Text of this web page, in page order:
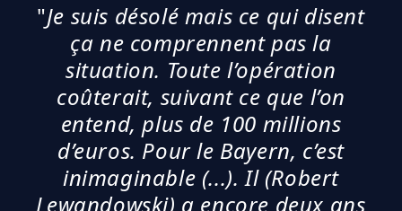
"Je suis désolé mais ce qui disent
ça ne comprennent pas la
situation. Toute l’opération
coûterait, suivant ce que l’on
entend, plus de 100 millions
d’euros. Pour le Bayern, c’est
inimaginable (...). Il (Robert
Lewandowski) a encore deux ans